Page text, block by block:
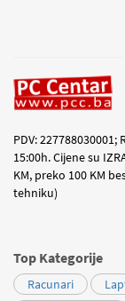
PDV:
15:00h. Cijene su
KM, preko 100 KM
tehniku)
Top Kategorije
Racunari